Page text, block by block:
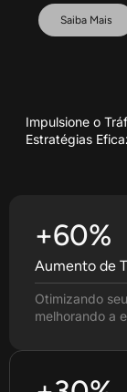
Saiba Mais
Impulsione o
Estratégias
+60%
Aumento de
Otimizando
melhorando a